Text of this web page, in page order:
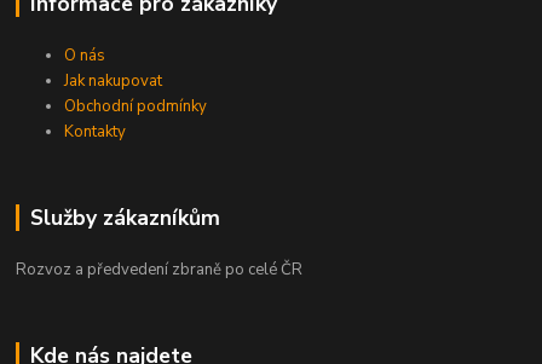
O nás
Jak nakupovat
Obchodní podmínky
Kontakty
Služby zákazníkům
Rozvoz a předvedení zbraně po celé ČR
Kde nás najdete